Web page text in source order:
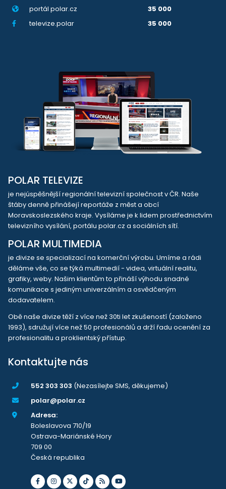
portál polar.cz
35 000
televize.polar
35 000
POLAR TELEVIZE
je nejúspěšnější regionální televizní společnost v ČR. Naše
štáby denně přinášejí reportáže z měst a obcí
Moravskoslezského kraje. Vysíláme je k lidem prostřednictvím
televizního vysílání, portálu polar.cz a sociálních sítí.
POLAR MULTIMEDIA
je divize se specializací na komerční výrobu. Umíme a rádi
děláme vše, co se týká multimedií - videa, virtuální realitu,
grafiky, weby. Našim klientům to přináší výhodu snadné
komunikace s jediným univerzálním a osvědčeným
dodavatelem.
Obě naše divize těží z více než 30ti let zkušeností (založeno
1993), sdružují více než 50 profesionálů a drží řadu ocenění za
profesionalitu a proklientský přístup.
Kontaktujte nás
552 303 303 (Nezasílejte SMS, děkujeme)
polar@polar.cz
Adresa:
Boleslavova 710/19
Ostrava-Mariánské Hory
709 00
Česká republika